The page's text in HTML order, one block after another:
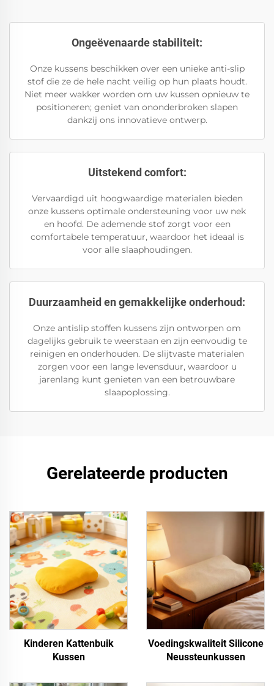
Ongeëvenaarde stabiliteit:
Onze kussens beschikken over een unieke anti-slip
stof die ze de hele nacht veilig op hun plaats houdt.
Niet meer wakker worden om uw kussen opnieuw te
positioneren; geniet van ononderbroken slapen
dankzij ons innovatieve ontwerp.
Uitstekend comfort:
Vervaardigd uit hoogwaardige materialen bieden
onze kussens optimale ondersteuning voor uw nek
en hoofd. De ademende stof zorgt voor een
comfortabele temperatuur, waardoor het ideaal is
voor alle slaaphoudingen.
Duurzaamheid en gemakkelijke onderhoud:
Onze antislip stoffen kussens zijn ontworpen om
dagelijks gebruik te weerstaan en zijn eenvoudig te
reinigen en onderhouden. De slijtvaste materialen
zorgen voor een lange levensduur, waardoor u
jarenlang kunt genieten van een betrouwbare
slaapoplossing.
Gerelateerde producten
Kinderen Kattenbuik
Kussen
Voedingskwaliteit Silicone
Neussteunkussen